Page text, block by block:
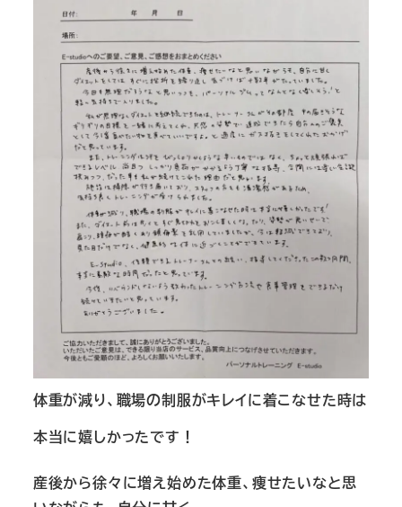
体重が減り、職場の制服がキレイに着こなせた時は
本当に嬉しかったです！
産後から徐々に増え始めた体重、痩せたいなと思